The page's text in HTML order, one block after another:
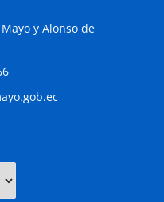
y Alonso de